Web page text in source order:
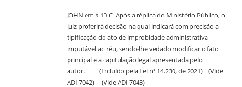
JOHN em § 10-C. Após a réplica do Ministério Público, o
juiz proferirá decisão na qual indicará com precisão a
tipificação do ato de improbidade administrativa
imputável ao réu, sendo-lhe vedado modificar o fato
principal e a capitulação legal apresentada pelo
autor. (Incluído pela Lei nº 14.230, de 2021) (Vide
ADI 7042) (Vide ADI 7043)